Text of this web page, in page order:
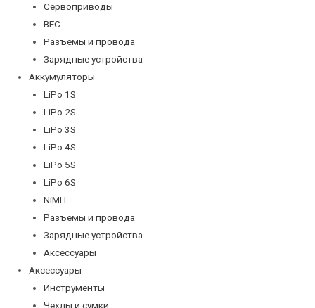
Сервоприводы
BEC
Разъемы и провода
Зарядные устройства
Аккумуляторы
LiPo 1S
LiPo 2S
LiPo 3S
LiPo 4S
LiPo 5S
LiPo 6S
NiMH
Разъемы и провода
Зарядные устройства
Аксессуары
Аксессуары
Инструменты
Чехлы и сумки